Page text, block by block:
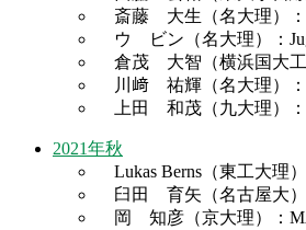
斎藤 大生（名大理）：
ウ ビン（名大理）：
倉茂 大智（横浜国大工
川﨑 祐輝（名大理）：
上田 和茂（九大理）：
2021年秋
Lukas Berns（東工大理
臼田 育矢（名古屋大）
岡 知彦（京大理）：